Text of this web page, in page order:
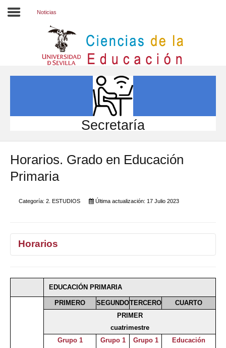
INVESTIGACIÓN
INTERNACIONAL
Directorio FCCE
Noticias
Secretaría
Horarios. Grado en Educación
Primaria
Categoría: 2. ESTUDIOS Última actualización: 17 Julio 2023
Horarios
Selecciona curso
EDUCACIÓN PRIMARIA
PRIMERO SEGUNDOTERCERO
CUARTO
PRIMER
cuatrimestre
Grupo 1
Grupo 1 Grupo 1
Educación